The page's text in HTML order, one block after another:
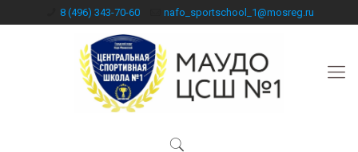
8 (496) 343-70-60 nafo_sportschool_1@mosreg.ru